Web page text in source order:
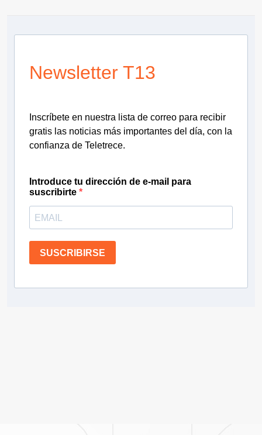
Newsletter T13
Inscríbete en nuestra lista de correo para recibir
gratis las noticias más importantes del día, con la
confianza de Teletrece.
Introduce tu dirección de e-mail para
suscribirte
SUSCRIBIRSE